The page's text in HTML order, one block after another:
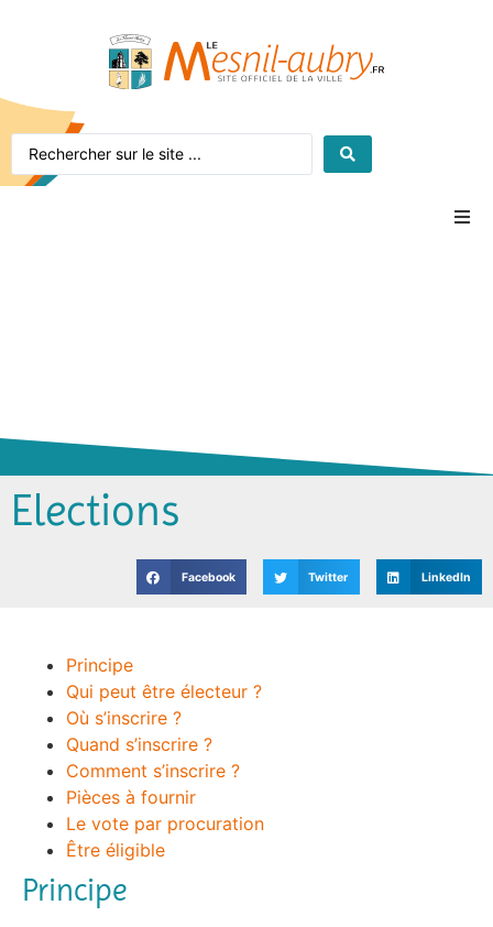
Vie pratique
Jeunesse
Elections
Facebook Twitter LinkedIn
Principe
Qui peut être électeur ?
Où s’inscrire ?
Quand s’inscrire ?
Comment s’inscrire ?
Pièces à fournir
Le vote par procuration
Être éligible
Principe